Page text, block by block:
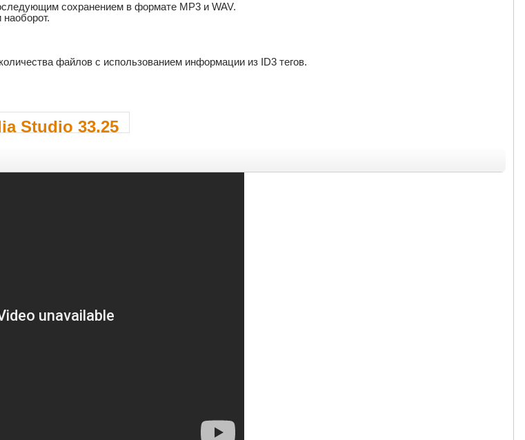
сохранением в формате MP3 и WAV.
файлов с использованием информации из ID3 тегов.
Studio 33.25